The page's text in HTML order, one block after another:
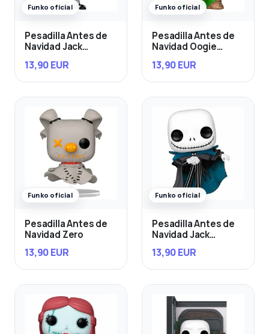
Funko oficial
Pesadilla Antes de
Navidad Jack
13,90 EUR
Funko oficial
Pesadilla Antes de
Navidad Oogie
13,90 EUR
Funko oficial
Pesadilla Antes de
Navidad Zero
13,90 EUR
Funko oficial
Pesadilla Antes de
Navidad Jack
13,90 EUR